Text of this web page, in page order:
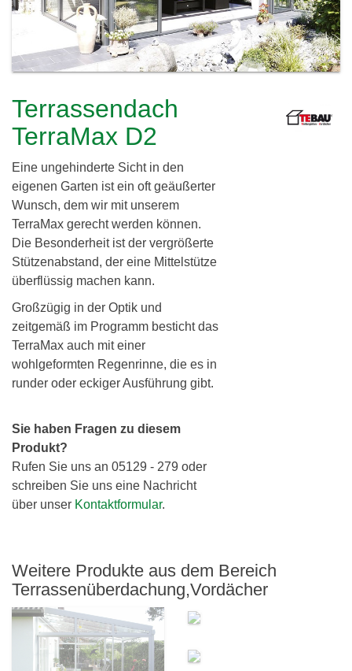
c
h
i
e
r
d
i
n
g
G
b
R
h
r
iTerrassendach
TerraMax D2
Eine ungehinderte Sicht in den
eigenen Garten ist ein oft geäußerter
Wunsch, dem wir mit unserem
TerraMax gerecht werden können.
Die Besonderheit ist der vergrößerte
Stützenabstand, der eine Mittelstütze
überflüssig machen kann.
Großzügig in der Optik und
zeitgemäß im Programm besticht das
TerraMax auch mit einer
wohlgeformten Regenrinne, die es in
runder oder eckiger Ausführung gibt.
Sie haben Fragen zu diesem
Produkt?
Rufen Sie uns an 05129 - 279 oder
schreiben Sie uns eine Nachricht
über unser Kontaktformular.
Weitere Produkte aus dem Bereich
Terrassenüberdachung,Vordächer